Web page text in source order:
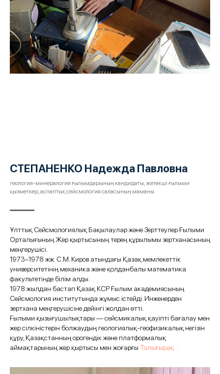
СТЕПАНЕНКО Надежда Павловна
геология-минералогия ғылымдарының кандидаты, жетекші ғылыми
қызметкер, аспаптық сейсмология саласының маманы
Ұлттық Сейсмологиялық Бақылаулар және Зерттеулер Ғылыми
Орталығының Жер қыртысының терең құрылымы зертханасының
меңгерушісі.
1973–1978 жж. С.М. Киров атындағы Қазақ мемлекеттік
университетінің механика және қолданбалы математика
факультетінде білім алды.
1978 жылдан бастап Қазақ КСР Ғылым академиясының
Сейсмология институтында жұмыс істейді. Инженерден
зертхана меңгерушісіне дейінгі жолдан өтті.
Ғылыми қызығушылықтары — сейсмикалық қауіпті бағалау мен
жер сілкіністерін болжаудың геологиялық-геофизикалық негізін
құру, Қазақстанның орогендік және платформалық
аймақтарының жер қыртысы мен жоғарғы Толығырақ...